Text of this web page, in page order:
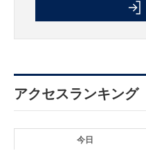
アクセスランキング
今日